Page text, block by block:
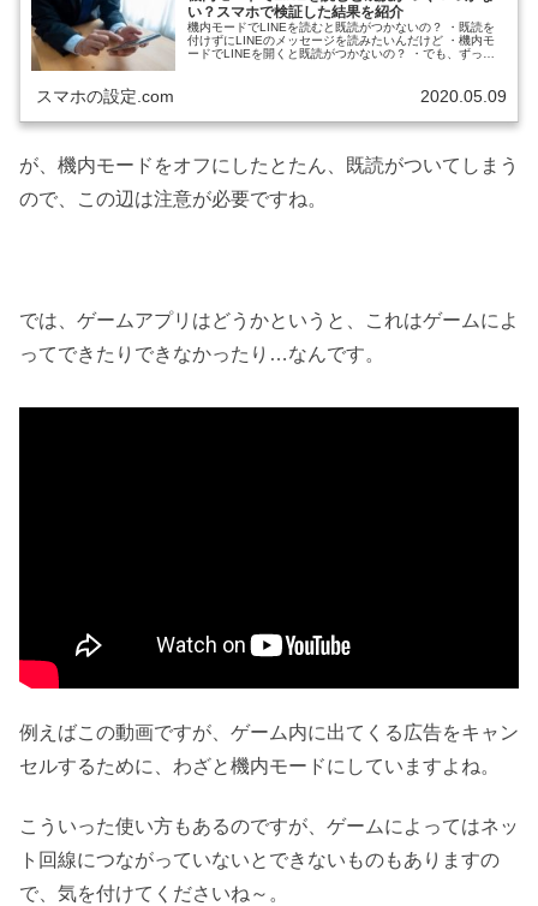
い？スマホで検証した結果を紹介
機内モードでLINEを読むと既読がつかないの？ ・既読を
付けずにLINEのメッセージを読みたいんだけど ・機内モ
ードでLINEを開くと既読がつかないの？ ・でも、ずっと
スマホの設定.com 2020.05.09
が、機内モードをオフにしたとたん、既読がついてしまう
ので、この辺は注意が必要ですね。
では、ゲームアプリはどうかというと、これはゲームによ
ってできたりできなかったり…なんです。
例えばこの動画ですが、ゲーム内に出てくる広告をキャン
セルするために、わざと機内モードにしていますよね。
こういった使い方もあるのですが、ゲームによってはネッ
ト回線につながっていないとできないものもありますの
で、気を付けてくださいね～。